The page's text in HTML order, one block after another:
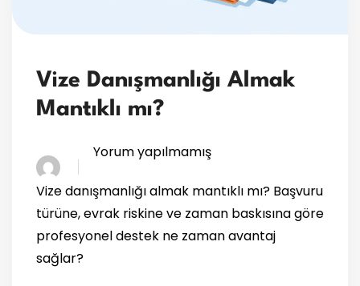
Vize Danışmanlığı Almak
Mantıklı mı?
Yorum yapılmamış
Vize danışmanlığı almak mantıklı mı? Başvuru
türüne, evrak riskine ve zaman baskısına göre
profesyonel destek ne zaman avantaj
sağlar?